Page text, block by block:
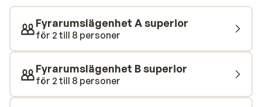
traditionell fransk måltid.
Fyrarumslägenhet A superior
för 2 till 8 personer
Fyrarumslägenhet B superior
för 2 till 8 personer